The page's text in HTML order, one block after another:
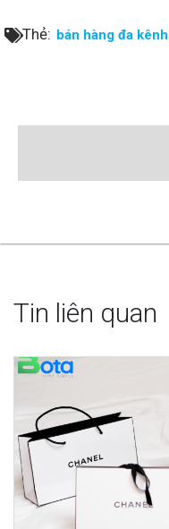
Thẻ: bán hàng đa kênh
Tin liên quan